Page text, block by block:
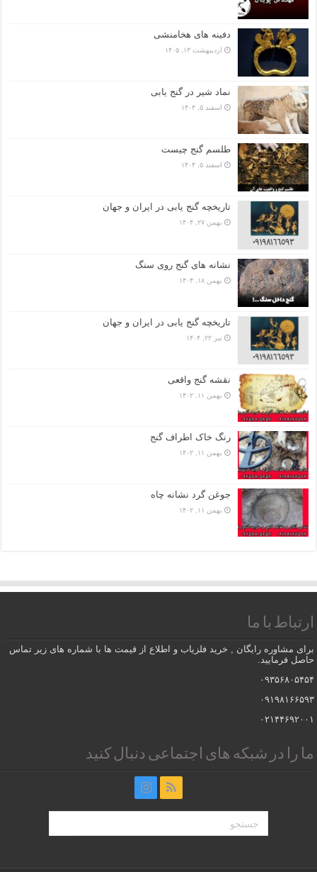
دفینه های هخامنشی
اردیبهشت ۱۳, ۱۴۰۵
نماد شیر در گنج یابی
اسفند ۵, ۱۴۰۴
طلسم گنج چیست
اسفند ۵, ۱۴۰۴
تاریخچه گنج‌ یابی در ایران و جهان
بهمن ۲۷, ۱۴۰۴
نشانه های گنج روی سنگ
بهمن ۱۸, ۱۴۰۴
تاریخچه گنج‌ یابی در ایران و جهان
تیر ۲۲, ۱۴۰۴
نقشه گنج واقعی
بهمن ۱۱, ۱۴۰۲
رنگ خاک اطراف گنج
بهمن ۱۱, ۱۴۰۲
جوغن گرد نشانه چاه
بهمن ۱۱, ۱۴۰۲
ارتباط با ما
برای مشاوره رایگان , خرید فلزیاب و اطلاع از قیمت ها با شماره های زیر تماس
حاصل فرمایید.
۰۹۳۵۶۸۰۵۴۵۴
۰۹۱۹۸۱۶۶۵۹۳
۰۲۱۴۴۶۹۲۰۰۱
ما را در شبکه های اجتماعی دنبال کنید